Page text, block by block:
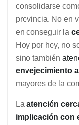
consolidarse
provincia. No en
en conseguir la
Hoy por hoy, no
sino también
envejecimiento
mayores de la
La atención
implicación con